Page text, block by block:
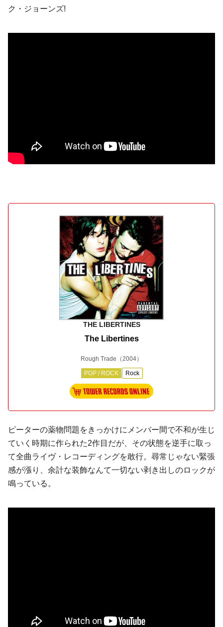
ク・ジョーンズ!
THE LIBERTINES
The Libertines
Rough Trade （2004）
POP / ROCK Rock
ピーターの薬物問題をきっかけにメンバー間で不和が生じ
ていく時期に作られた2作目だが、その状態を逆手に取っ
て全曲ライヴ・レコーディングを敢行。尋常じゃない緊張
感が漲り、余計な装飾なんて一切ない剥き出しのロックが
鳴っている。